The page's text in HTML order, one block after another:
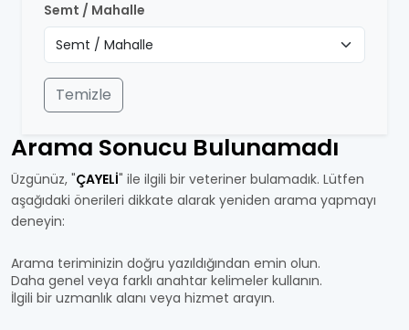
Semt / Mahalle
Temizle
Arama Sonucu Bulunamadı
Üzgünüz, "ÇAYELİ" ile ilgili bir veteriner bulamadık. Lütfen
aşağıdaki önerileri dikkate alarak yeniden arama yapmayı
deneyin:
Arama teriminizin doğru yazıldığından emin olun.
Daha genel veya farklı anahtar kelimeler kullanın.
İlgili bir uzmanlık alanı veya hizmet arayın.